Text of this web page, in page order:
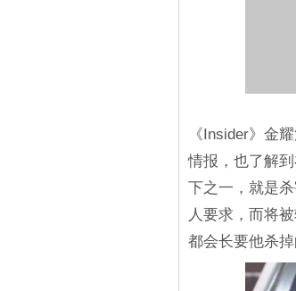
《Insider》金
情报，也了解
下之一，就是
人要求，而将
都会长要他杀